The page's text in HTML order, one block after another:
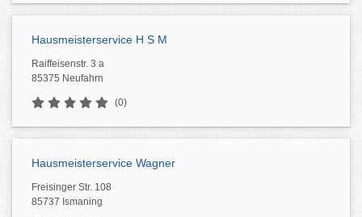
Hausmeisterservice H S M
Raiffeisenstr. 3 a
85375 Neufahrn
(0)
Hausmeisterservice Wagner
Freisinger Str. 108
85737 Ismaning